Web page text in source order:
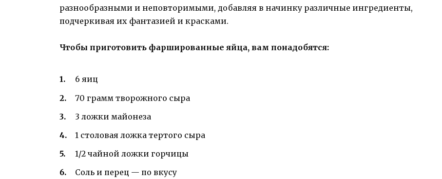
разнообразными и неповторимыми, добавляя в начинку различные ингредиенты,
подчеркивая их фантазией и красками.
Чтобы приготовить фаршированные яйца, вам понадобятся:
6 яиц
70 грамм творожного сыра
3 ложки майонеза
1 столовая ложка тертого сыра
1/2 чайной ложки горчицы
Соль и перец — по вкусу